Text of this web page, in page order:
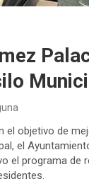
el objetivo de
el
el programa